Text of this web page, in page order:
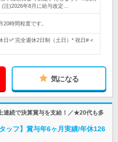
注)2026年8月に給与改定…
時間程度です。
日>* 完全週休2日制（土日）* 祝日# <
気になる
連続で決算賞与を支給！／★20代も多
ッフ】賞与年6ヶ月実績/年休126